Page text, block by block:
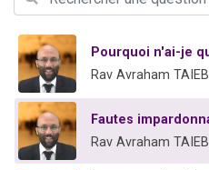
Il reste 49
Pourquoi n'ai-je
Rav Avraham
Fautes
Rav Avraham